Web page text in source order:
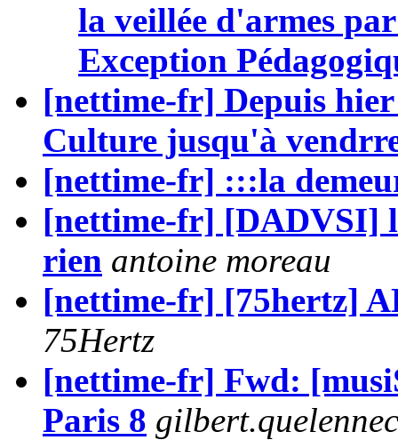
la veillée d'armes
Exception
[nettime-fr] Depuis
Culture jusqu'à
[nettime-fr] :::la
[nettime-fr] [DADVSI]
rien antoine moreau
[nettime-fr] [75hertz]
75Hertz
[nettime-fr] Fwd:
Paris 8 gilbert.quelennec